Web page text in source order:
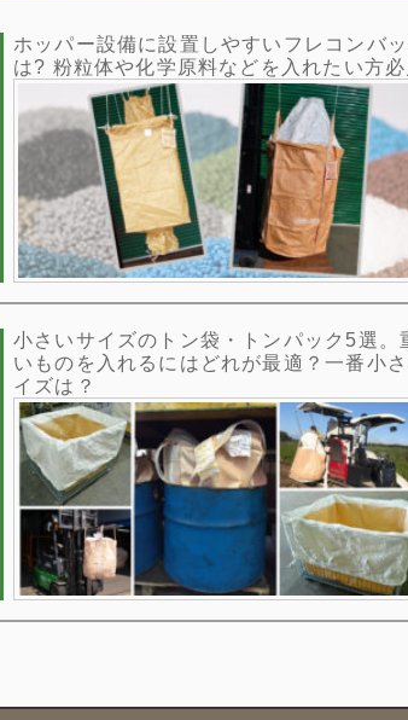
ホッパー設備に設置しやすいフレコンバッ
は? 粉粒体や化学原料などを入れたい方必
小さいサイズのトン袋・トンパック5選。
いものを入れるにはどれが最適？一番小
イズは？